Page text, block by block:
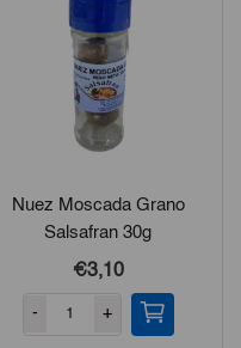
Nuez Moscada Grano
Salsafran 30g
€3,10
- +